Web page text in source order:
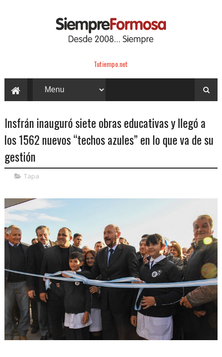
Tutiempo.net
Insfrán inauguró siete obras educativas y llegó a
los 1562 nuevos “techos azules” en lo que va de su
gestión
Tapa